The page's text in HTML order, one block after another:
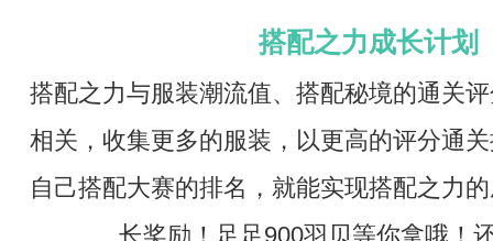
搭配之力成长计划
搭配之力与服装潮流值、搭配秘境的通关
相关，收集更多的服装，以更高的评分通
自己搭配大赛的排名，就能实现搭配之力
长奖励！足足900羽贝等你拿哦！